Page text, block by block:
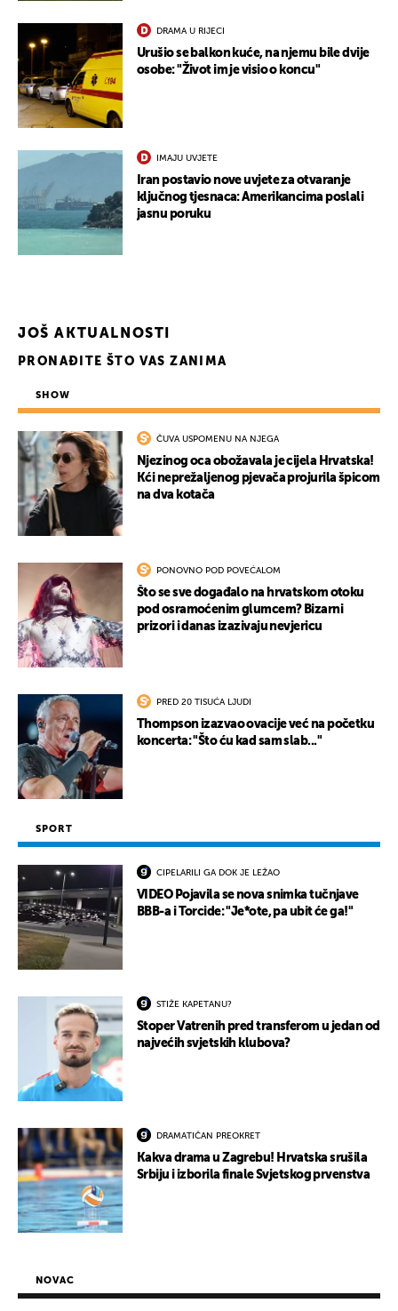
DRAMA U RIJECI
Urušio se balkon kuće, na njemu bile dvije
osobe: "Život im je visio o koncu"
IMAJU UVJETE
Iran postavio nove uvjete za otvaranje
ključnog tjesnaca: Amerikancima poslali
jasnu poruku
JOŠ AKTUALNOSTI
PRONAĐITE ŠTO VAS ZANIMA
SHOW
ČUVA USPOMENU NA NJEGA
Njezinog oca obožavala je cijela Hrvatska!
Kći neprežaljenog pjevača projurila špicom
na dva kotača
PONOVNO POD POVEĆALOM
Što se sve događalo na hrvatskom otoku
pod osramoćenim glumcem? Bizarni
prizori i danas izazivaju nevjericu
PRED 20 TISUĆA LJUDI
Thompson izazvao ovacije već na početku
koncerta: "Što ću kad sam slab..."
SPORT
CIPELARILI GA DOK JE LEŽAO
VIDEO Pojavila se nova snimka tučnjave
BBB-a i Torcide: "Je*ote, pa ubit će ga!"
STIŽE KAPETANU?
Stoper Vatrenih pred transferom u jedan od
najvećih svjetskih klubova?
DRAMATIČAN PREOKRET
Kakva drama u Zagrebu! Hrvatska srušila
Srbiju i izborila finale Svjetskog prvenstva
NOVAC